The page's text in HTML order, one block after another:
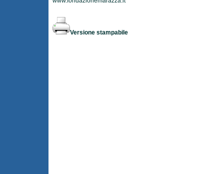
Versione stampabile